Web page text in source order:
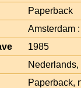
Paperback
Amsterdam
1985
Paperback,